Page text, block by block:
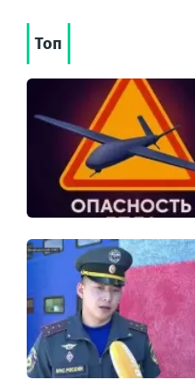
Топ